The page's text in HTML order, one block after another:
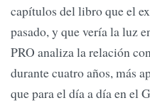
capítulos del libro que el
pasado, y que vería la luz
PRO analiza la relación
durante cuatro años, más
que para el día a día en el